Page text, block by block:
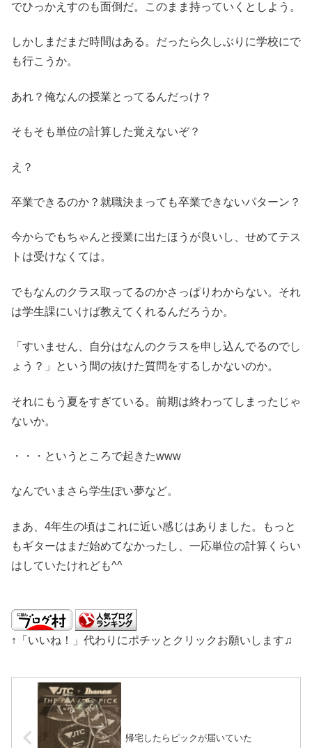
でひっかえすのも面倒だ。このまま持っていくとしよう。
しかしまだまだ時間はある。だったら久しぶりに学校にで
も行こうか。
あれ？俺なんの授業とってるんだっけ？
そもそも単位の計算した覚えないぞ？
え？
卒業できるのか？就職決まっても卒業できないパターン？
今からでもちゃんと授業に出たほうが良いし、せめてテス
トは受けなくては。
でもなんのクラス取ってるのかさっぱりわからない。それ
は学生課にいけば教えてくれるんだろうか。
「すいません、自分はなんのクラスを申し込んでるのでし
ょう？」という間の抜けた質問をするしかないのか。
それにもう夏をすぎている。前期は終わってしまったじゃ
ないか。
・・・というところで起きたwww
なんでいまさら学生ぽい夢など。
まあ、4年生の頃はこれに近い感じはありました。もっと
もギターはまだ始めてなかったし、一応単位の計算くらい
はしていたけれども^^
↑「いいね！」代わりにポチッとクリックお願いします♫
帰宅したらピックが届いていた